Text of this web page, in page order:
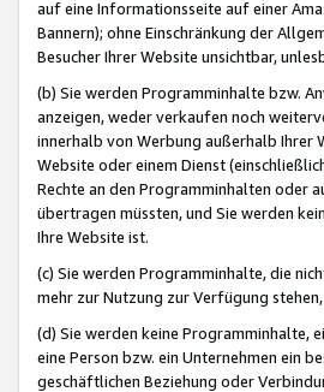
auf eine Informationsseite auf einer
Bannern); ohne Einschränkung der
Besucher Ihrer Website unsichtbar,
(b) Sie werden Programminhalte bzw.
anzeigen, weder verkaufen noch
innerhalb von Werbung außerhalb
Website oder einem Dienst
Rechte an den Programminhalten oder
übertragen müssten, und Sie werden
Ihre Website ist.
(c) Sie werden Programminhalte, die
mehr zur Nutzung zur Verfügung
(d) Sie werden keine Programminhalte,
eine Person bzw. ein Unternehmen ein
geschäftlichen Beziehung oder